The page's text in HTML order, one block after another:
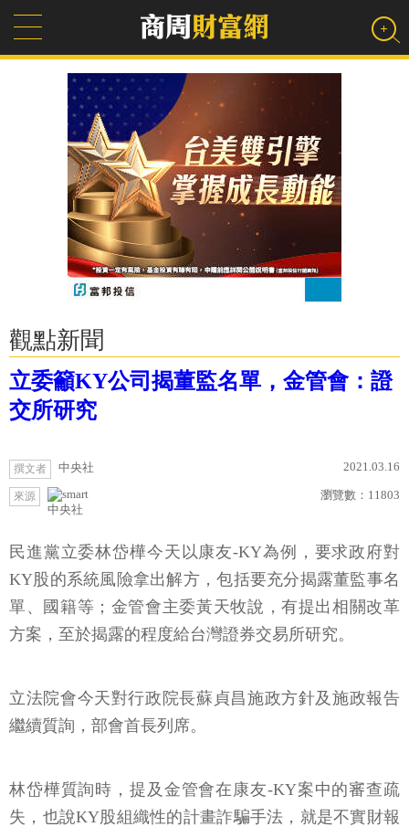
觀點新聞
立委籲KY公司揭董監名單，金管會：證
交所研究
撰文者 中央社 2021.03.16
來源
中央社
瀏覽數： 11803
民進黨立委林岱樺今天以康友-KY為例，要求政府對
KY股的系統風險拿出解方，包括要充分揭露董監事名
單、國籍等；金管會主委黃天牧說，有提出相關改革
方案，至於揭露的程度給台灣證券交易所研究。
立法院會今天對行政院長蘇貞昌施政方針及施政報告
繼續質詢，部會首長列席。
林岱樺質詢時，提及金管會在康友-KY案中的審查疏
失，也說KY股組織性的計畫詐騙手法，就是不實財報